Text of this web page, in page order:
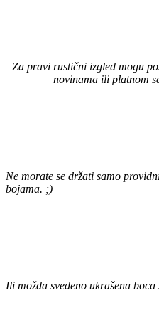
Za pravi rustični izgled mogu
novinama ili platnom
Ne morate se držati samo
bojama. ;)
Ili možda svedeno ukrašena boca